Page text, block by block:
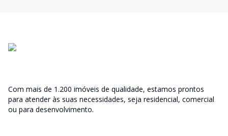
Com mais de 1.200 imóveis de qualidade, estamos prontos
para atender às suas necessidades, seja residencial, comercial
ou para desenvolvimento.